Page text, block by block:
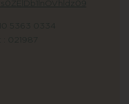
5363 0334
: 021987